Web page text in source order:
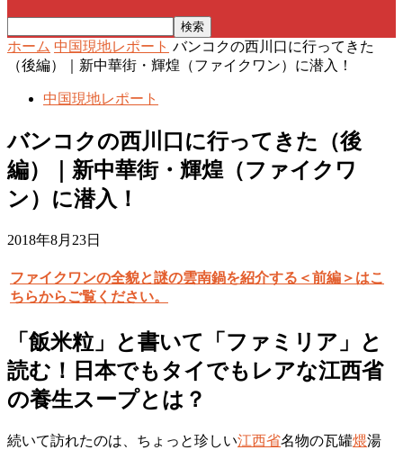
ホーム 中国現地レポート バンコクの西川口に行ってきた
（後編）｜新中華街・輝煌（ファイクワン）に潜入！
中国現地レポート
バンコクの西川口に行ってきた（後
編）｜新中華街・輝煌（ファイクワ
ン）に潜入！
2018年8月23日
ファイクワンの全貌と謎の雲南鍋を紹介する＜前編＞はこ
ちらからご覧ください。
「飯米粒」と書いて「ファミリア」と
読む！日本でもタイでもレアな江西省
の養生スープとは？
続いて訪れたのは、ちょっと珍しい江西省名物の瓦罐煨湯